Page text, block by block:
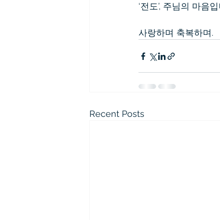
‘전도’, 주님의 마음
사랑하며 축복하며.
Recent Posts